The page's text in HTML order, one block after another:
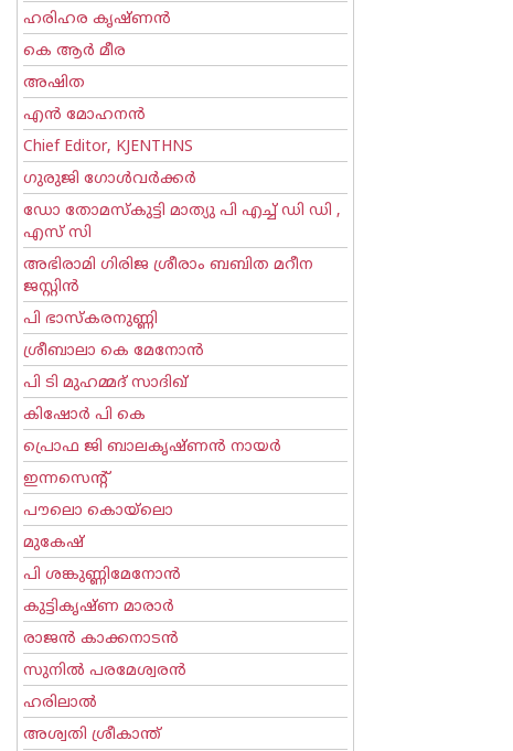
ഹരിഹര കൃഷ്ണൻ
കെ ആര്‍ മീര
അഷിത
എന്‍ മോഹനന്‍
Chief Editor, KJENTHNS
ഗുരുജി ഗോള്‍‌വര്‍ക്കര്‍
ഡോ തോമസ്കുട്ടി മാത്യു പി എച്ച് ഡി ഡി ,
എസ് സി
അഭിരാമി ഗിരിജ ശ്രീരാം ബബിത മറീന
ജസ്റ്റിന്‍
പി ഭാസ്കരനുണ്ണി
ശ്രീബാലാ കെ മേനോന്‍
പി ടി മുഹമ്മദ് സാദിഖ്‌
കിഷോർ പി കെ
പ്രൊഫ ജി ബാലകൃഷ്ണന്‍ നായര്‍
ഇന്നസെന്റ്‌
പൗലൊ കൊയ്ലൊ
മുകേഷ്
പി ശങ്കുണ്ണിമേനോന്‍
കുട്ടികൃഷ്ണ മാരാര്‍
രാജന്‍ കാക്കനാടന്‍
സുനില്‍ പരമേശ്വരന്‍
ഹരിലാല്‍
അശ്വതി ശ്രീകാന്ത്